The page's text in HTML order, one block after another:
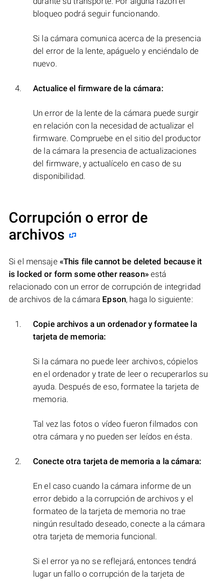
bloqueo podrá seguir funcionando.
Si la cámara comunica acerca de la presencia
del error de la lente, apáguelo y enciéndalo de
nuevo.
Actualice el firmware de la cámara:
Un error de la lente de la cámara puede surgir
en relación con la necesidad de actualizar el
firmware. Compruebe en el sitio del productor
de la cámara la presencia de actualizaciones
del firmware, y actualícelo en caso de su
disponibilidad.
Corrupción o error de
archivos
Si el mensaje «This file cannot be deleted because it
is locked or form some other reason»está
relacionado con un error de corrupción de integridad
de archivos de la cámara Epson, haga lo siguiente:
Copie archivos a un ordenador y formatee la
tarjeta de memoria:
Si la cámara no puede leer archivos, cópielos
en el ordenador y trate de leer o recuperarlos su
ayuda. Después de eso, formatee la tarjeta de
memoria.
Tal vez las fotos o vídeo fueron filmados con
otra cámara y no pueden ser leídos en ésta.
Conecte otra tarjeta de memoria a la cámara:
En el caso cuando la cámara informe de un
error debido a la corrupción de archivos y el
formateo de la tarjeta de memoria no trae
ningún resultado deseado, conecte a la cámara
otra tarjeta de memoria funcional.
Si el error ya no se reflejará, entonces tendrá
lugar un fallo o corrupción de la tarjeta de